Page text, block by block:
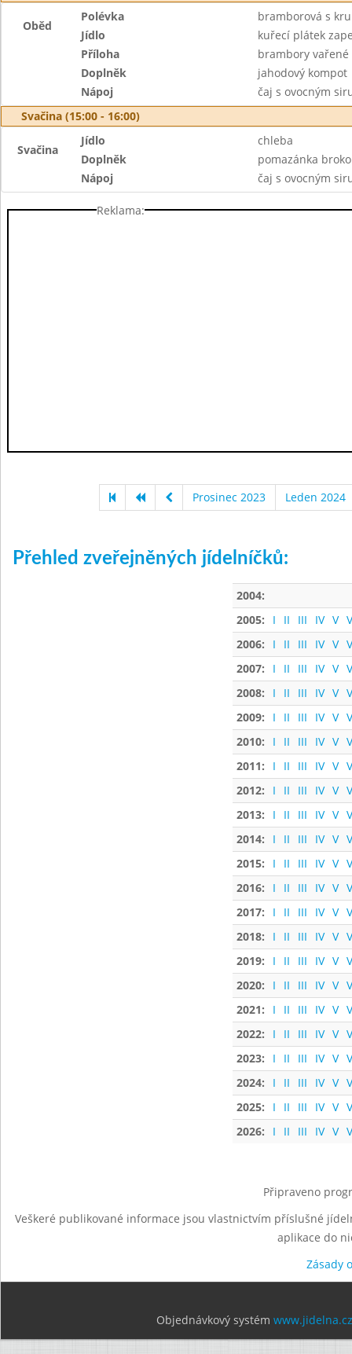
Oběd
Polévka
bramborová s
Jídlo
kuřecí plátek
Příloha
brambory vařené
Doplněk
jahodový kompot
Nápoj
čaj s ovocným
Svačina (15:00 - 16:00)
Svačina
Jídlo
chleba
Doplněk
pomazánka
Nápoj
čaj s ovocným
Reklama:
Prosinec 2023 Leden 2024
Přehled zveřejněných jídelníčků:
2004:
2005:
I II III IV V
2006:
I II III IV V
2007:
I II III IV V
2008:
I II III IV V
2009:
I II III IV V
2010:
I II III IV V
2011:
I II III IV V
2012:
I II III IV V
2013:
I II III IV V
2014:
I II III IV V
2015:
I II III IV V
2016:
I II III IV V
2017:
I II III IV V
2018:
I II III IV V
2019:
I II III IV V
2020:
I II III IV V
2021:
I II III IV V
2022:
I II III IV V
2023:
I II III IV V
2024:
I II III IV V
2025:
I II III IV V
2026:
I II III IV V
Připraveno
Veškeré publikované informace jsou vlastnictvím příslušné
aplikace do
Zásady
Objednávkový systém www.jidelna.cz